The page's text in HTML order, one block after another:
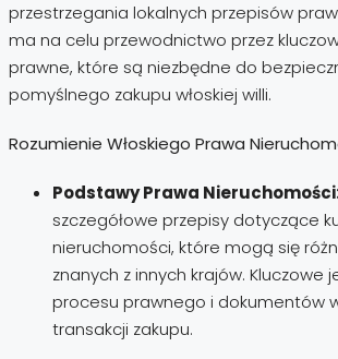
przestrzegania lokalnych przepisów
ma na celu przewodnictwo przez
prawne, które są niezbędne do
pomyślnego zakupu włoskiej willi.
Rozumienie Włoskiego Prawa
Podstawy Prawa
szczegółowe przepisy dotyczące
nieruchomości, które mogą się
znanych z innych krajów. Kluczowe
procesu prawnego i dokumentów
transakcji zakupu.